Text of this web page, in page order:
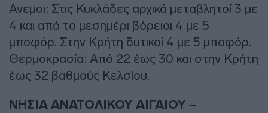
Ανεμοι: Στις Κυκλάδες αρχικά μεταβλητοί 3 με
4 και από το μεσημέρι βόρειοι 4 με 5
μποφόρ. Στην Κρήτη δυτικοί 4 με 5 μποφόρ.
Θερμοκρασία: Από 22 έως 30 και στην Κρήτη
έως 32 βαθμούς Κελσίου.
ΝΗΣΙΑ ΑΝΑΤΟΛΙΚΟΥ ΑΙΓΑΙΟΥ –